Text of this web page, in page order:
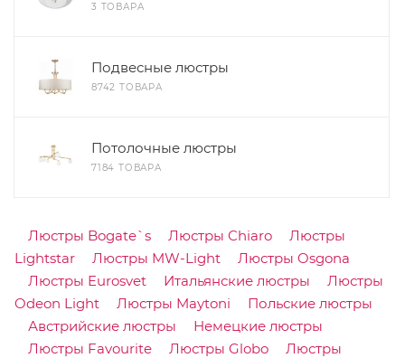
3 ТОВАРА
Подвесные люстры
8742 ТОВАРА
Потолочные люстры
7184 ТОВАРА
Люстры Bogate`s Люстры Chiaro
Люстры
Lightstar
Люстры MW-Light
Люстры Osgona
Люстры Eurosvet
Итальянские люстры
Люстры
Odeon Light
Люстры Maytoni
Польские люстры
Австрийские люстры
Немецкие люстры
Люстры Favourite
Люстры Globo
Люстры